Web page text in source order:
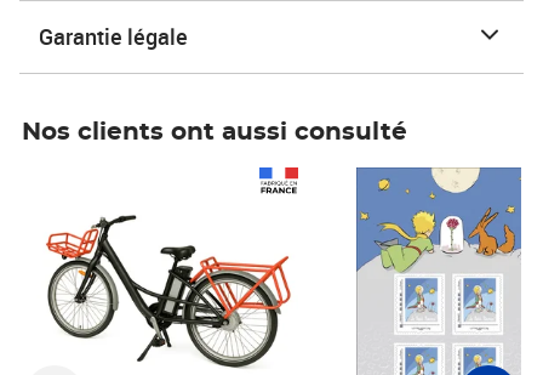
Garantie légale
Nos clients ont aussi consulté
Prix 7,50€